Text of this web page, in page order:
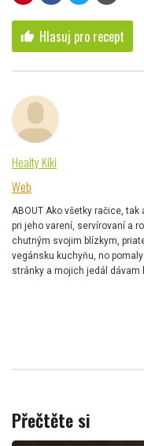
thumb_up Hlasuj pro recept
Healty Kiki
Web
ABOUT Ako všetky račice,
pri jeho varení, servírovaní a
chutným svojim blízkym,
vegánsku kuchyňu, no
stránky a mojich jedál dávam
Přečtěte si